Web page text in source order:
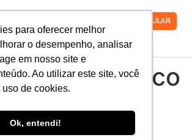
para oferecer melhor
o desempenho, analisar
em nosso site e
Ao utilizar este site, você
de cookies.
Ok, entendi!
VESTIBULAR
pedagogico